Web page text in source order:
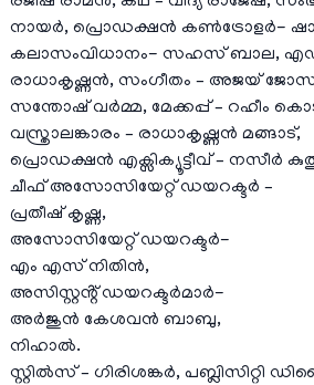
നായര്‍, പ്രൊഡക്ഷന്‍ കണ്‍ട്രോളര്‍- ഷാജി
കലാസംവിധാനം- സഹസ് ബാല,
രാധാകൃഷ്ണന്‍, സംഗീതം – അജയ്
സന്തോഷ് വര്‍മ്മ, മേക്കപ്പ് – റഹീം
വസ്ത്രാലങ്കാരം – രാധാകൃഷ്ണന്‍ മങ്ങാട്,
പ്രൊഡക്ഷൻ എക്സിക്യൂട്ടീവ് – നസീർ
ചീഫ് അസോസിയേറ്റ് ഡയറക്ടർ –
പ്രതീഷ് കൃഷ്ണ,
അസോസിയേറ്റ് ഡയറക്ടർ-
എം എസ് നിതിൻ,
അസിസ്റ്റൻ്റ് ഡയറക്ടർമാർ-
അർജുൻ കേശവൻ ബാബു,
നിഹാൽ.
സ്റ്റില്‍സ് – ഗിരിശങ്കര്‍,